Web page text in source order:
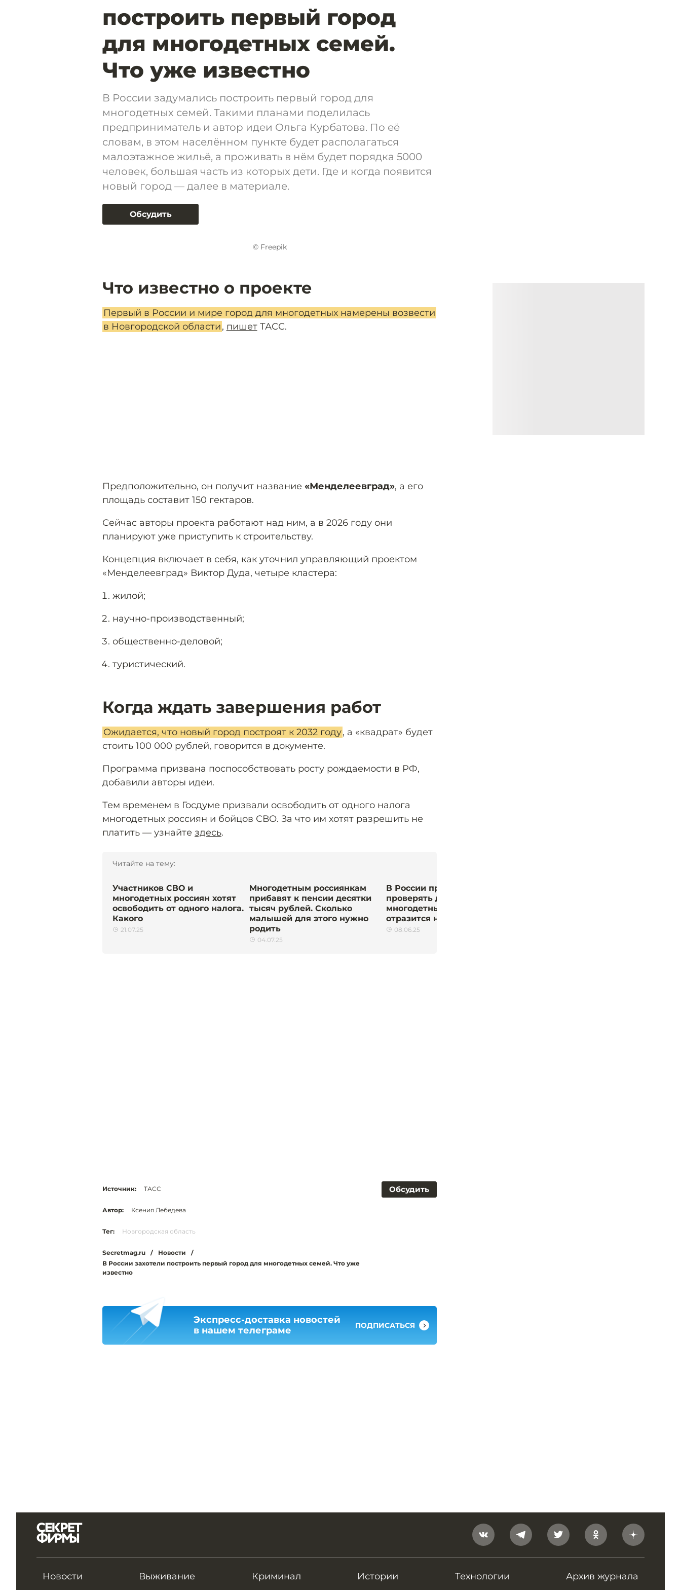
построить первый город
для многодетных семей.
Что уже известно
В России задумались построить первый город для
многодетных семей. Такими планами поделилась
предприниматель и автор идеи Ольга Курбатова. По её
словам, в этом населённом пункте будет располагаться
малоэтажное жильё, а проживать в нём будет порядка 5000
человек, большая часть из которых дети. Где и когда появится
новый город — далее в материале.
Обсудить
© Freepik
Что известно о проекте
Первый в России и мире город для многодетных намерены возвести
в Новгородской области, пишетТАСС.
Предположительно, он получит название «Менделеевград», а его
площадь составит 150 гектаров.
Сейчас авторы проекта работают над ним, а в 2026 году они
планируют уже приступить к строительству.
Концепция включает в себя, как уточнил управляющий проектом
«Менделеевград» Виктор Дуда, четыре кластера:
жилой;
научно-производственный;
общественно-деловой;
туристический.
Когда ждать завершения работ
Ожидается, что новый город построят к 2032 году, а «квадрат» будет
стоить 100 000 рублей, говорится в документе.
Программа призвана поспособствовать росту рождаемости в РФ,
добавили авторы идеи.
Тем временем в Госдуме призвали освободить от одного налога
многодетных россиян и бойцов СВО. За что им хотят разрешить не
платить — узнайте здесь.
Читайте на тему:
Участников СВО и
многодетных россиян хотят
освободить от одного налога.
Какого
21.07.25
Многодетным россиянкам
прибавят к пенсии десятки
тысяч рублей. Сколько
малышей для этого нужно
родить
04.07.25
В России предложили не
проверять доходы
многодетных. Как это
отразится на льготах
08.06.25
Обсудить
Источник: ТАСС
Автор: Ксения Лебедева
Тег: Новгородская область
Secretmag.ru / Новости
/
В России захотели построить первый город для многодетных семей. Что уже
известно
Экспресс-доставка новостей
в нашем телеграме
ПОДПИСАТЬСЯ
Новости Выживание Криминал Истории Технологии Архив журнала